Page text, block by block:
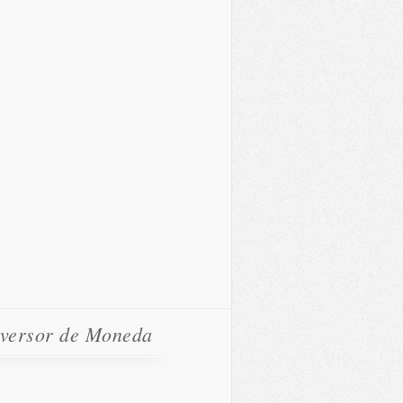
de Moneda